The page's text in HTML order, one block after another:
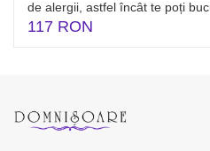
de alergii, astfel încât te poți
117 RON